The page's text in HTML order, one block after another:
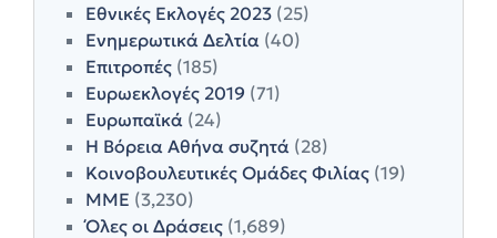
Εθνικές Εκλογές 2023 (25)
Ενημερωτικά Δελτία (40)
Επιτροπές (185)
Ευρωεκλογές 2019 (71)
Ευρωπαϊκά (24)
Η Βόρεια Αθήνα συζητά (28)
Κοινοβουλευτικές Ομάδες Φιλίας (19)
ΜΜΕ (3,230)
Όλες οι Δράσεις (1,689)